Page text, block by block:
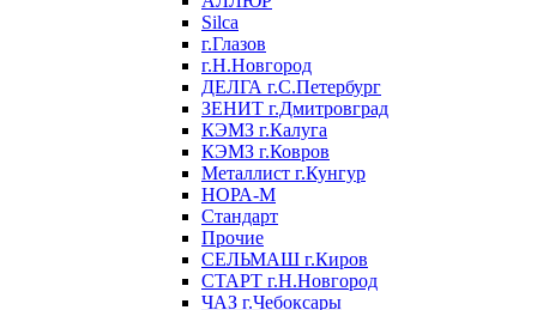
Silca
г.Глазов
г.Н.Новгород
ДЕЛГА г.С.Петербург
ЗЕНИТ г.Дмитровград
КЭМЗ г.Калуга
КЭМЗ г.Ковров
Металлист г.Кунгур
НОРА-М
Стандарт
Прочие
СЕЛЬМАШ г.Киров
СТАРТ г.Н.Новгород
ЧАЗ г.Чебоксары